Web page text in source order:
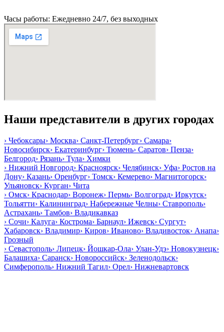
Часы работы: Ежедневно 24/7, без выходных
Наши представители в других городах
› Чебоксары› Москва› Санкт-Петербург› Самара›
Новосибирск› Екатеринбург› Тюмень› Саратов› Пенза›
Белгород› Рязань› Тула› Химки
› Нижний Новгород› Красноярск› Челябинск› Уфа› Ростов на
Дону› Казань› Оренбург› Томск› Кемерево› Магнитогорск›
Ульяновск› Курган› Чита
› Омск› Краснодар› Воронеж› Пермь› Волгоград› Иркутск›
Тольятти› Калининград› Набережные Челны› Ставрополь›
Астрахань› Тамбов› Владикавказ
› Сочи› Калуга› Кострома› Барнаул› Ижевск› Сургут›
Хабаровск› Владимир› Киров› Иваново› Владивосток› Анапа›
Грозный
› Севастополь› Липецк› Йошкар-Ола› Улан-Удэ› Новокузнецк›
Балашиха› Саранск› Новороссийск› Зеленодольск›
Симферополь› Нижний Тагил› Орел› Нижневартовск